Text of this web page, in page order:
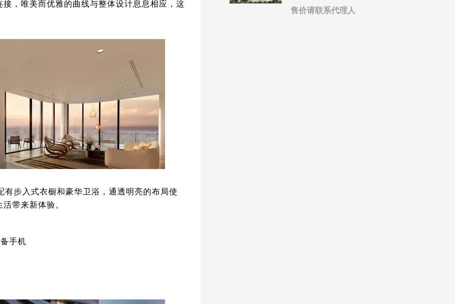
接，唯美而优雅的曲线与整体设计息息相应，这
有步入式衣橱和豪华卫浴，通透明亮的布局使
带来新体验。
手机
售价请联系代理人